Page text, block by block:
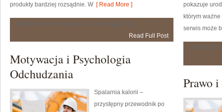
produkty bardziej rozsądnie. W [ Read More ]
Read Full Post
pokazuje
którym
serwis może
Motywacja i Psychologia
Odchudzania
Spalarnia kalorii –
przystępny przewodnik po
Prawo